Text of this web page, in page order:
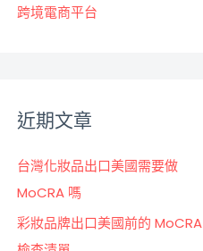
跨境電商平台
近期文章
台灣化妝品出口美國需要做
MoCRA 嗎
彩妝品牌出口美國前的 MoCRA